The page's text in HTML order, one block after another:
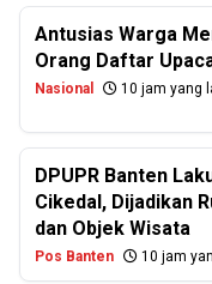
Antusias Warga
Orang Daftar
Nasional 10 jam yang
DPUPR Banten
Cikedal, Dijadikan
dan Objek Wisata
Pos Banten 10 jam